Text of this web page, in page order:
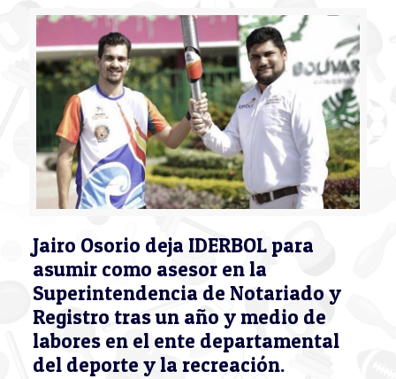
Jairo Osorio deja IDERBOL para
asumir como asesor en la
Superintendencia de Notariado y
Registro tras un año y medio de
labores en el ente departamental
del deporte y la recreación.